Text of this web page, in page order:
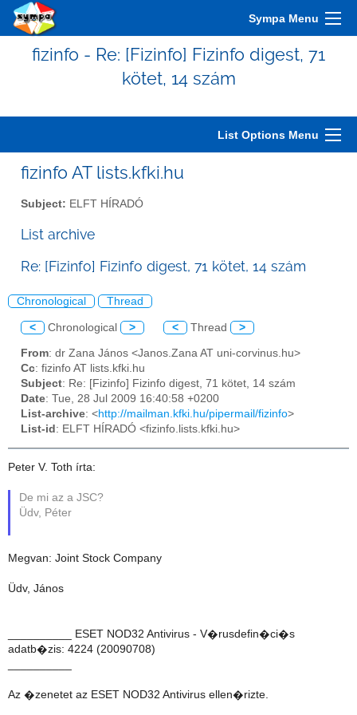
Sympa Menu
fizinfo - Re: [Fizinfo] Fizinfo digest, 71
kötet, 14 szám
List Options Menu
fizinfo AT lists.kfki.hu
Subject: ELFT HÍRADÓ
List archive
Re: [Fizinfo] Fizinfo digest, 71 kötet, 14 szám
Chronological Thread
< Chronological > < Thread >
From: dr Zana János <Janos.Zana AT uni-corvinus.hu>
Cc: fizinfo AT lists.kfki.hu
Subject: Re: [Fizinfo] Fizinfo digest, 71 kötet, 14 szám
Date: Tue, 28 Jul 2009 16:40:58 +0200
List-archive: <http://mailman.kfki.hu/pipermail/fizinfo>
List-id : ELFT HÍRADÓ <fizinfo.lists.kfki.hu>
Peter V. Toth írta:
De mi az a JSC?
Üdv, Péter
Megvan: Joint Stock Company
Üdv, János
__________ ESET NOD32 Antivirus - V�rusdefin�ci�s
adatb�zis: 4224 (20090708)
Az �zenetet az ESET NOD32 Antivirus ellen�rizte.